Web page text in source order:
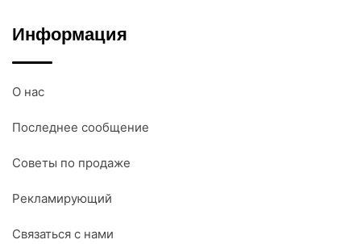
Информация
О нас
Последнее сообщение
Советы по продаже
Рекламирующий
Связаться с нами